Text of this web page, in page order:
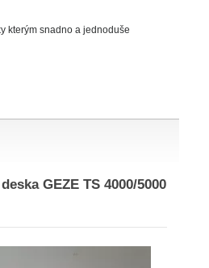
kterým snadno a jednoduše
Montážní deska GEZE TS 4000/5000